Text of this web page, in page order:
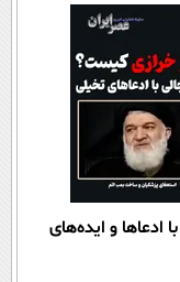
ادعاها و ایده‌های